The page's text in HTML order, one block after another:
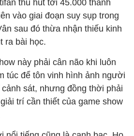
thu hút tới 45.000 thành
vào giai đoạn suy sụp trong
sau đó thừa nhận thiếu kinh
ra bài học.
này phải cân não khi luôn
túc để tôn vinh hình ảnh người
sát, nhưng đồng thời phải
trí cần thiết của game show